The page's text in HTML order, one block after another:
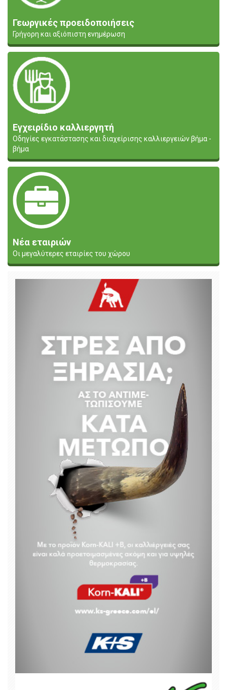
Γεωργικές προειδοποιήσεις
Γρήγορη και αξιόπιστη ενημέρωση
Εγχειρίδιο καλλιεργητή
Οδηγίες εγκατάστασης και διαχείρισης καλλιεργειών βήμα -
βήμα
Νέα εταιριών
Οι μεγαλύτερες εταιρίες του χώρου